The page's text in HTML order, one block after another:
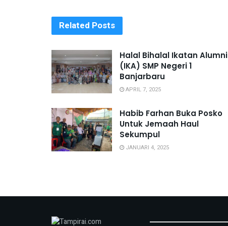
Related Posts
Halal Bihalal Ikatan Alumni
(IKA) SMP Negeri 1
Banjarbaru
APRIL 7, 2025
Habib Farhan Buka Posko
Untuk Jemaah Haul
Sekumpul
JANUARI 4, 2025